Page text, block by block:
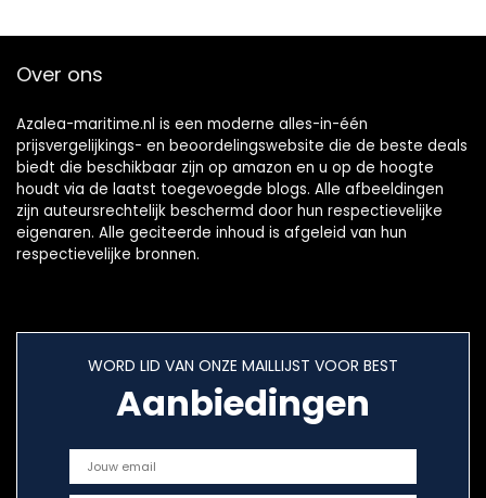
Over ons
Azalea-maritime.nl is een moderne alles-in-één
prijsvergelijkings- en beoordelingswebsite die de beste deals
biedt die beschikbaar zijn op amazon en u op de hoogte
houdt via de laatst toegevoegde blogs. Alle afbeeldingen
zijn auteursrechtelijk beschermd door hun respectievelijke
eigenaren. Alle geciteerde inhoud is afgeleid van hun
respectievelijke bronnen.
WORD LID VAN ONZE MAILLIJST VOOR BEST
Aanbiedingen